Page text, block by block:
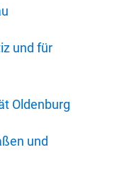
und für
Oldenburg
und